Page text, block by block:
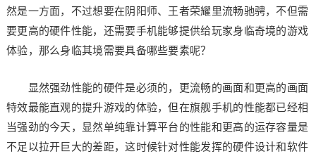
然是一方面，不过想要在阴阳师、王者荣耀里流畅驰骋，不但需
要更高的硬件性能，还需要手机能够提供给玩家身临奇境的游戏
体验，那么身临其境需要具备哪些要素呢？
显然强劲性能的硬件是必须的，更流畅的画面和更高的画面
特效最能直观的提升游戏的体验，但在旗舰手机的性能都已经相
当强劲的今天，显然单纯靠计算平台的性能和更高的运存容量是
不足以拉开巨大的差距，这时候针对性能发挥的硬件设计和软件